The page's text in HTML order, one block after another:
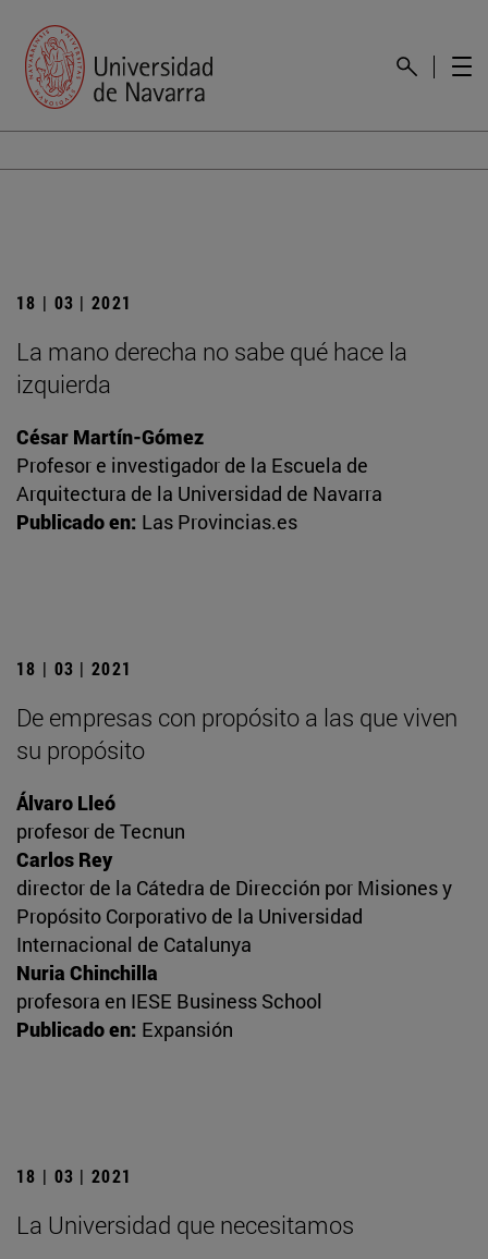
18 | 03 | 2021
La mano derecha no sabe qué hace la
izquierda
César Martín-Gómez
Profesor e investigador de la Escuela de
Arquitectura de la Universidad de Navarra
Publicado en: Las Provincias.es
18 | 03 | 2021
De empresas con propósito a las que viven
su propósito
Álvaro Lleó
profesor de Tecnun
Carlos Rey
director de la Cátedra de Dirección por Misiones y
Propósito Corporativo de la Universidad
Internacional de Catalunya
Nuria Chinchilla
profesora en IESE Business School
Publicado en: Expansión
18 | 03 | 2021
La Universidad que necesitamos